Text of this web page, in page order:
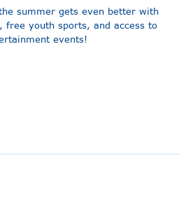
summer gets even better with
free youth sports, and access to
events!